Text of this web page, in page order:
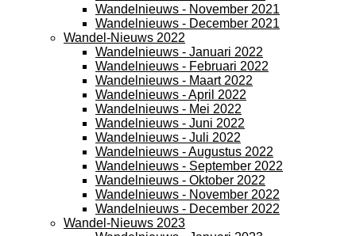
Wandelnieuws - November 2021
Wandelnieuws - December 2021
Wandel-Nieuws 2022
Wandelnieuws - Januari 2022
Wandelnieuws - Februari 2022
Wandelnieuws - Maart 2022
Wandelnieuws - April 2022
Wandelnieuws - Mei 2022
Wandelnieuws - Juni 2022
Wandelnieuws - Juli 2022
Wandelnieuws - Augustus 2022
Wandelnieuws - September 2022
Wandelnieuws - Oktober 2022
Wandelnieuws - November 2022
Wandelnieuws - December 2022
Wandel-Nieuws 2023